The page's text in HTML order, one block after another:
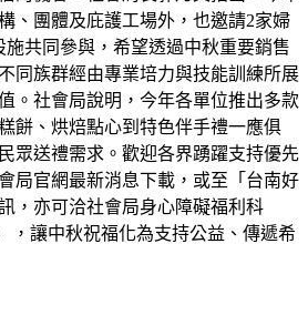
、團體及庇護工場外，也邀請2家婦
施共同參與，希望透過中秋重要銷售
同族群經由專業培力與技能訓練所展
。社會局說明，今年各單位推出多款
餅、烘焙點心到特色伴手禮一應俱
眾送禮需求。歡迎各界踴躍支持優先
局官網最新消息下載，或至「台南好
，亦可洽社會局身心障礙福利科
），讓中秋祝福化為支持公益、傳遞希